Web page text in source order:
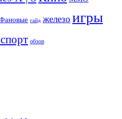
гайд железо игры
обзор